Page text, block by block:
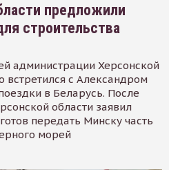
предложили
строительства
администрации Херсонской
встретился с Александром
в Беларусь. После
области заявил
передать Минску часть
морей